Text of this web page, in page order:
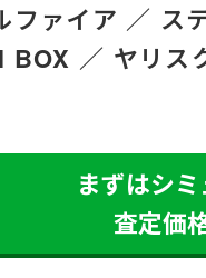
ファイア ／ ス
BOX ／ ヤリス
まずはシ
査定価